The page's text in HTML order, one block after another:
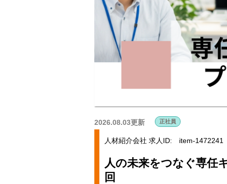
2026.08.03更新
正社員
人材紹介会社 求人ID: item-1472241
人の未来をつなぐ専任
回